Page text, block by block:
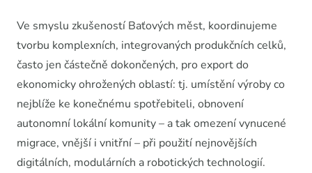
Ve smyslu zkušeností Baťových měst, koordinujeme
tvorbu komplexních, integrovaných produkčních celků,
často jen částečně dokončených, pro export do
ekonomicky ohrožených oblastí: tj. umístění výroby co
nejblíže ke konečnému spotřebiteli, obnovení
autonomní lokální komunity – a tak omezení vynucené
migrace, vnější i vnitřní – při použití nejnovějších
digitálních, modulárních a robotických technologií.